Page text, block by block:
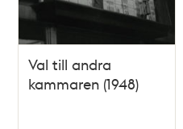
Val till andra
kammaren (1948)